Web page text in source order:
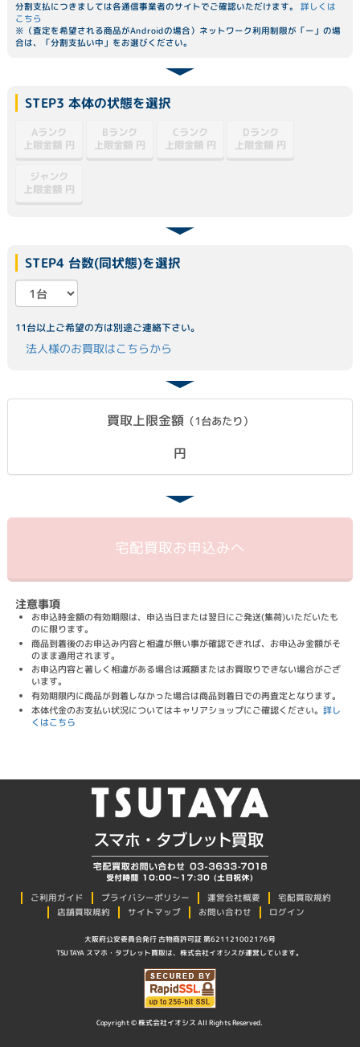
分割支払につきましては各通信事業者のサイトでご確認いただけます。詳しくは
こちら
※（査定を希望される商品がAndroidの場合）ネットワーク利用制限が「ー」の場
合は、「分割支払い中」をお選びください。
STEP3 本体の状態を選択
Aランク
上限金額 円
Bランク
上限金額 円
Cランク
上限金額 円
Dランク
上限金額 円
ジャンク
上限金額 円
STEP4 台数(同状態)を選択
11台以上ご希望の方は別途ご連絡下さい。
法人様のお買取はこちらから
買取上限金額 （1台あたり）
円
宅配買取お申込みへ
注意事項
お申込時金額の有効期限は、申込当日または翌日にご発送(集荷)いただいたも
のに限ります。
商品到着後のお申込み内容と相違が無い事が確認できれば、お申込み金額がそ
のまま適用されます。
お申込内容と著しく相違がある場合は減額またはお買取りできない場合がござ
います。
有効期限内に商品が到着しなかった場合は商品到着日での再査定となります。
本体代金のお支払い状況についてはキャリアショップにご確認ください。詳し
くはこちら
ご利用ガイド プライバシーポリシー 運営会社概要
宅配買取規約
店舗買取規約
サイトマップ お問い合わせ ログイン
大阪府公安委員会発行 古物商許可証 第621121002176号
TSUTAYA スマホ・タブレット買取は、株式会社イオシスが運営しています。
Copyright © 株式会社イオシス All Rights Reserved.